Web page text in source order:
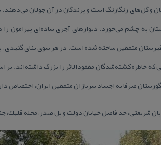
و گل‌های رنگارنگ است و پرندگان در آن جولان
به چشم می‌خورد. دیوارهای آجری ساده‌ای پیرامون را
كه خاطره كشته‌شدگان مفقود‌الاثر را بزرگ
صرفا به اجساد سربازان متفقین ایران، اختصاص
شریعتی، حد فاصل خیابان دولت و پل صدر، محله قلهك،